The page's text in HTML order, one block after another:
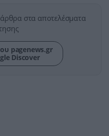
στα αποτελέσματα
pagenews.gr
Discover